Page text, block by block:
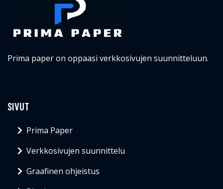
Prima paper on oppaasi verkkosivujen suunnitteluun.
SIVUT
Prima Paper
Verkkosivujen suunnittelu
Graafinen ohjeistus